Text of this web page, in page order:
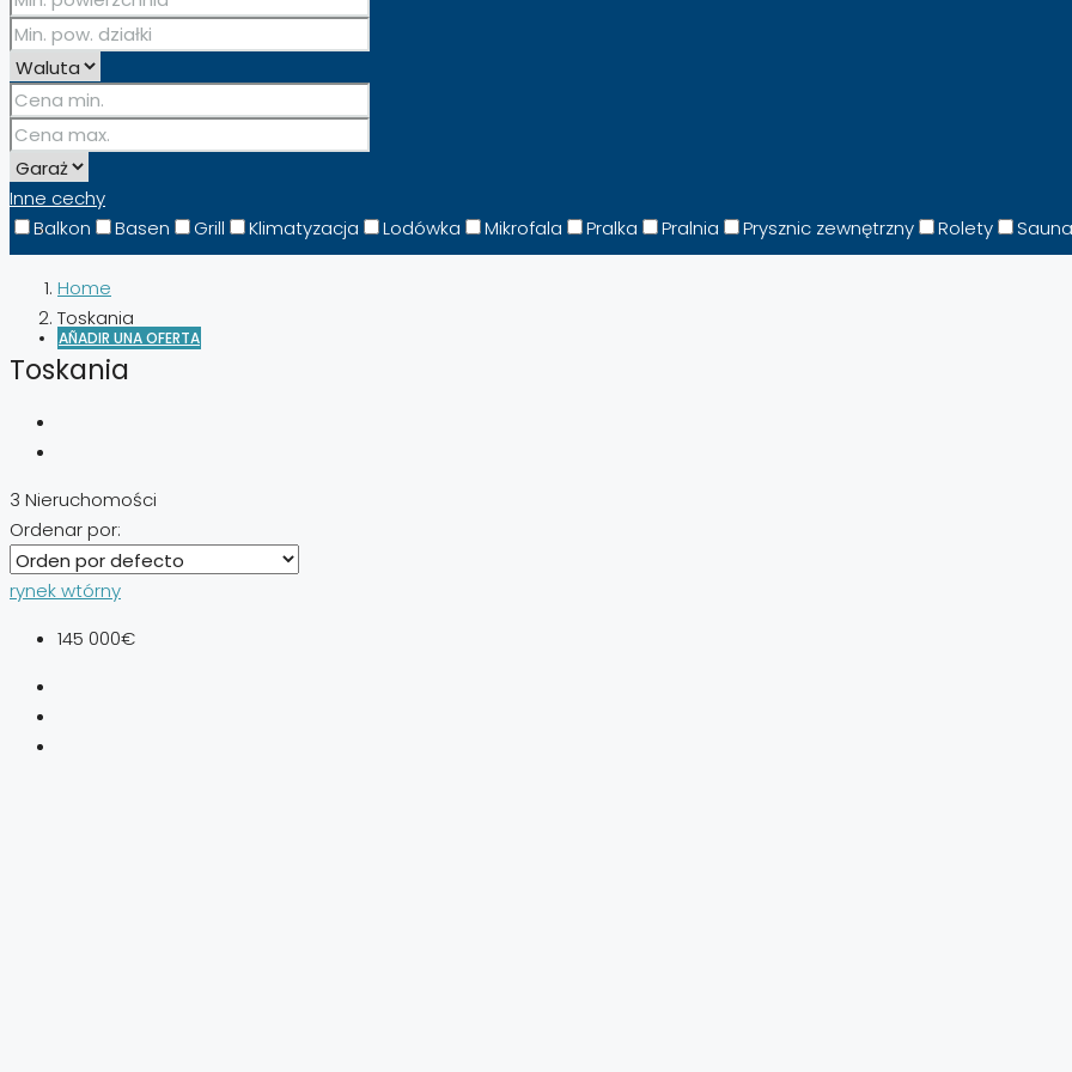
AÑADIR UNA OFERTA
Inne cechy
Balkon
Basen Grill Klimatyzacja Lodówka Mikrofala Pralka Pralnia Prysznic zewnętrzny Rolety Sauna
Home
Toskania
Toskania
3 Nieruchomości
Ordenar por:
rynek wtórny
145 000€